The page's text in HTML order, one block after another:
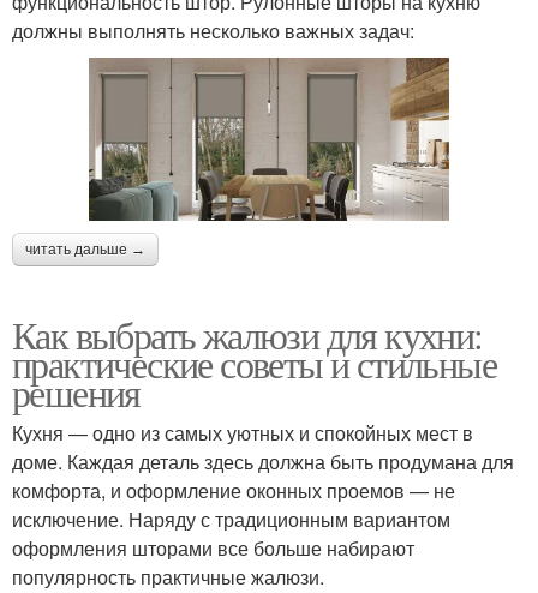
должны выполнять несколько важных задач:
читать дальше →
Как выбрать жалюзи для кухни:
практические советы и стильные
решения
Кухня — одно из самых уютных и спокойных мест в
доме. Каждая деталь здесь должна быть продумана для
комфорта, и оформление оконных проемов — не
исключение. Наряду с традиционным вариантом
оформления шторами все больше набирают
популярность практичные жалюзи.